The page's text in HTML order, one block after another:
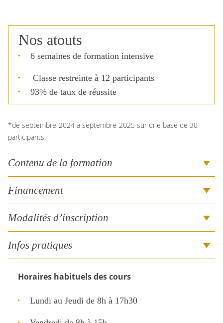
Nos atouts
6 semaines de formation intensive
Classe restreinte à 12 participants
93% de taux de réussite
*de septembre-2024 à septembre-2025 sur une base de 30
participants.
Contenu de la formation
Financement
Modalités d’inscription
Infos pratiques
Horaires habituels des cours
Lundi au Jeudi de 8h à 17h30